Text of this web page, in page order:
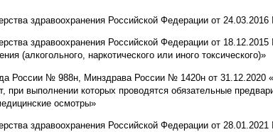
здравоохранения Российской Федерации от
здравоохранения Российской Федерации от
(алкогольного, наркотического или иного токсического)»
России № 988н, Минздрава России № 1420н от 31.12.2020
при выполнении которых проводятся обязательные
осмотры»
здравоохранения Российской Федерации от